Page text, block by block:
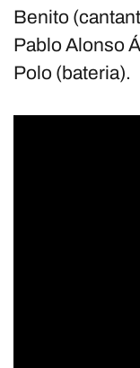
Benito
Pablo Alonso
Polo (bateria).